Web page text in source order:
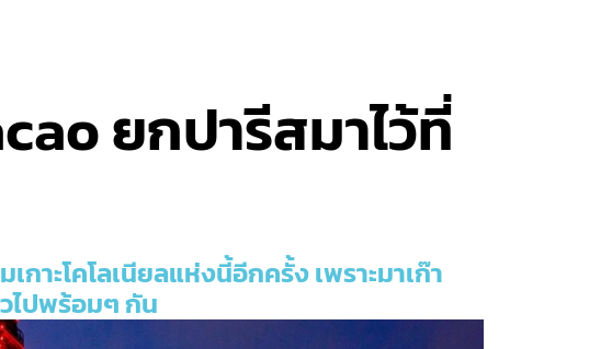
ยกปารีสมาไว้ที่
าะโคโลเนียลแห่งนี้อีกครั้ง เพราะมาเก๊า
ไปพร้อมๆ กัน